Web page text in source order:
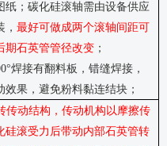
纸；碳化硅滚轴需由设备供应
， 最好可做成两个滚轴间距可
期石英管管径改变 ；
焊接有翻料板，错缝焊接，
果，避免粉料黏连结块；
传动结构，传动机构以摩擦传
硅滚受力后带动内部石英管转